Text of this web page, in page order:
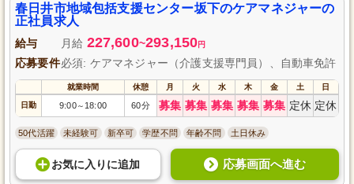
春日井市地域包括支援センター坂下のケアマネジャーの
正社員求人
給与 月給 227,600~293,150円
応募要件必須: ケアマネジャー（介護支援専門員）、自動車免許
就業時間 休憩 月 火 水 木 金 土 日
日勤 9:00～ 18:00 60分 募集 募集 募集 募集 募集 定休 定休
50代活躍 未経験可 新卒可 学歴不問 年齢不問 土日休み
お気に入り に追加 応募画面へ進む